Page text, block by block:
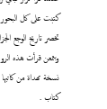
كتبت على كل البحور
تخصر تاريخ الوجع
وبتمعن قرأت هذه
نسخة مهداة من
كتاب.